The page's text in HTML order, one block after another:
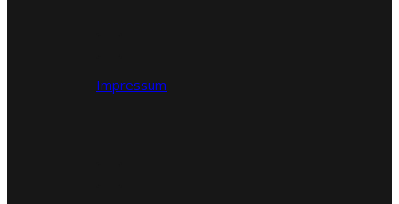
Impressum